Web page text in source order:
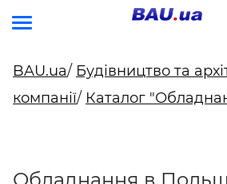
BAU.ua/ Будівництво та
компанії/ Каталог